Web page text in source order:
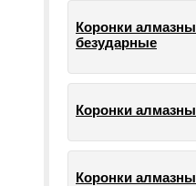
Коронки
безударные
Коронки
Коронки